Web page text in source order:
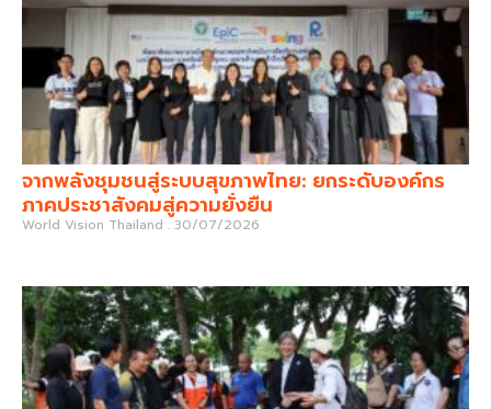
จากพลังชุมชนสู่ระบบสุขภาพไทย: ยกระดับองค์กร
ภาคประชาสังคมสู่ความยั่งยืน
World Vision Thailand 30/07/2026